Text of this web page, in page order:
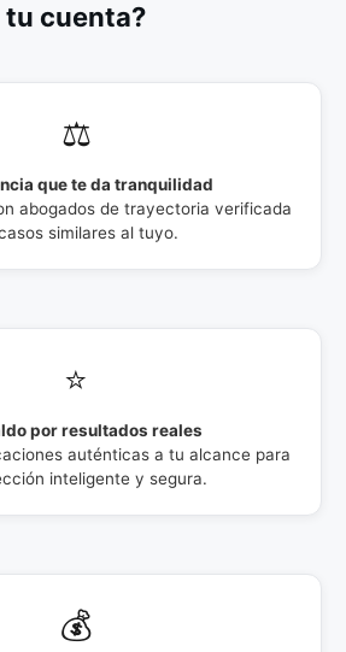
tu cuenta?
⚖️
que te da tranquilidad
abogados de trayectoria verificada
similares al tuyo.
⭐
por resultados reales
auténticas a tu alcance para
inteligente y segura.
💰